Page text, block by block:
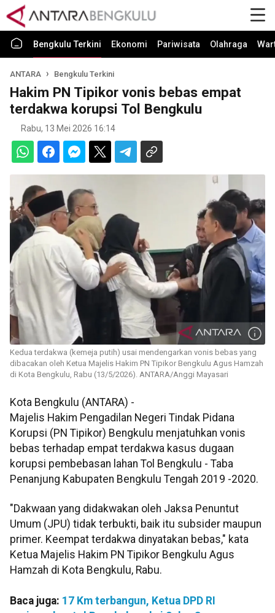
Bengkulu Terkini Ekonomi Pariwisata Olahraga
ANTARA Bengkulu Terkini
Hakim PN Tipikor vonis bebas empat
terdakwa korupsi Tol Bengkulu
Rabu, 13 Mei 2026 16:14
Kedua terdakwa (kemeja putih) usai mendengarkan vonis bebas yang
dibacakan oleh Ketua Majelis Hakim PN Tipikor Bengkulu Agus Hamzah
di Kota Bengkulu, Rabu (13/5/2026). ANTARA/Anggi Mayasari
Kota Bengkulu (ANTARA) -
Majelis Hakim Pengadilan Negeri Tindak Pidana
Korupsi (PN Tipikor) Bengkulu menjatuhkan vonis
bebas terhadap empat terdakwa kasus dugaan
korupsi pembebasan lahan Tol Bengkulu - Taba
Penanjung Kabupaten Bengkulu Tengah 2019 -2020.
"Dakwaan yang didakwakan oleh Jaksa Penuntut
Umum (JPU) tidak terbukti, baik itu subsider maupun
primer. Keempat terdakwa dinyatakan bebas," kata
Ketua Majelis Hakim PN Tipikor Bengkulu Agus
Hamzah di Kota Bengkulu, Rabu.
Baca juga: 17 Km terbangun, Ketua DPD RI